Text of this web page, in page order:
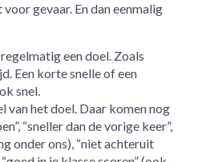
gevaar. En dan eenmalig
een doel. Zoals
Een korte snelle of een
snel.
van het doel. Daar komen nog
“sneller dan de vorige keer”,
onder ons), “niet achteruit